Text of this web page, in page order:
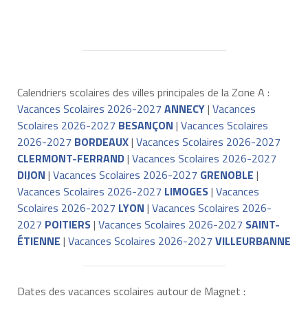
Calendriers scolaires des villes principales de la Zone A :
Vacances Scolaires 2026-2027 ANNECY| Vacances
Scolaires 2026-2027 BESANÇON | Vacances Scolaires
2026-2027 BORDEAUX| Vacances Scolaires 2026-2027
CLERMONT-FERRAND| Vacances Scolaires 2026-2027
DIJON | Vacances Scolaires 2026-2027 GRENOBLE |
Vacances Scolaires 2026-2027 LIMOGES| Vacances
Scolaires 2026-2027 LYON | Vacances Scolaires 2026-
2027 POITIERS| Vacances Scolaires 2026-2027 SAINT-
ÉTIENNE | Vacances Scolaires 2026-2027 VILLEURBANNE
Dates des vacances scolaires autour de Magnet :